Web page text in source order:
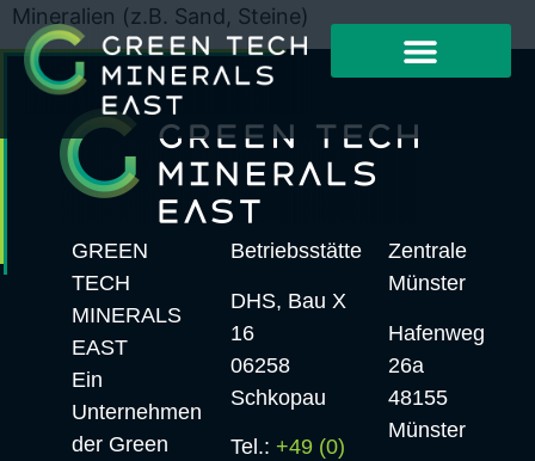
Mineralien (z.B. Sand, Steine)
GREEN
TECH
MINERALS
EAST
Ein
Unternehmen
der Green
Betriebsstätte
DHS, Bau X
16
06258
Schkopau
Tel.: +49 (0)
Zentrale
Münster
Hafenweg
26a
48155
Münster